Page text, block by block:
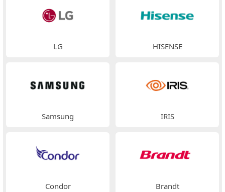
LG HISENSE
Samsung IRIS
Condor Brandt